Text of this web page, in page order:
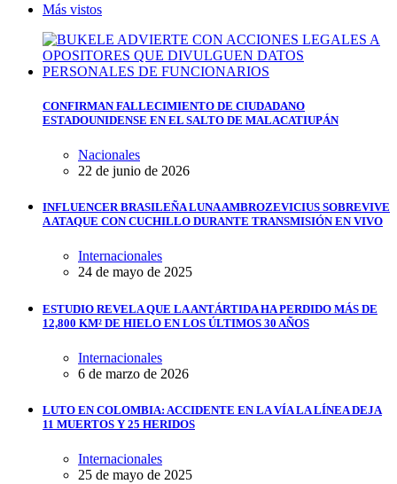
Más vistos
CONFIRMAN FALLECIMIENTO DE CIUDADANO
ESTADOUNIDENSE EN EL SALTO DE MALACATIUPÁN
Nacionales
22 de junio de 2026
INFLUENCER BRASILEÑA LUNA AMBROZEVICIUS SOBREVIVE
A ATAQUE CON CUCHILLO DURANTE TRANSMISIÓN EN VIVO
Internacionales
24 de mayo de 2025
ESTUDIO REVELA QUE LA ANTÁRTIDA HA PERDIDO MÁS DE
12,800 KM² DE HIELO EN LOS ÚLTIMOS 30 AÑOS
Internacionales
6 de marzo de 2026
LUTO EN COLOMBIA: ACCIDENTE EN LA VÍA LA LÍNEA DEJA
11 MUERTOS Y 25 HERIDOS
Internacionales
25 de mayo de 2025